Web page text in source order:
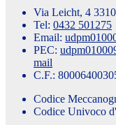
Via Leicht, 4
Tel: 0432 501275
Email:
PEC:
mail
C.F.:
Codice
Codice Univoco